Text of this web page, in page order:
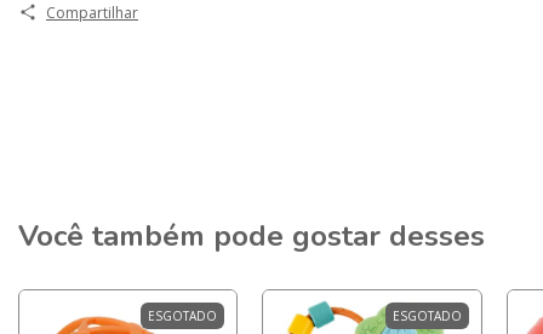
Compartilhar
Você também pode gostar desses
ESGOTADO ESGOTADO